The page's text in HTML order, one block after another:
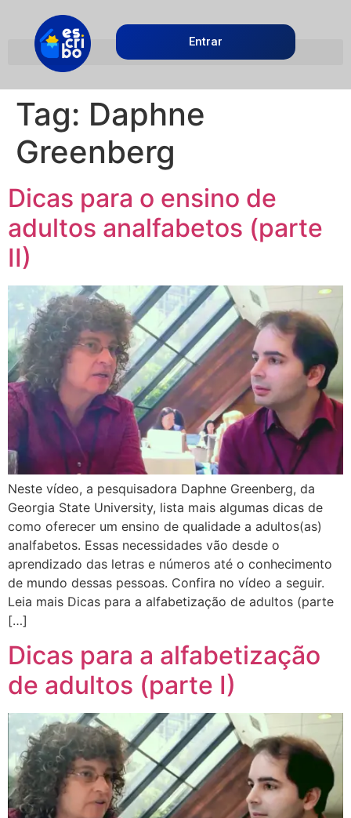
Entrar
Tag: Daphne
Greenberg
Dicas para o ensino de
adultos analfabetos (parte
II)
Neste vídeo, a pesquisadora Daphne Greenberg, da
Georgia State University, lista mais algumas dicas de
como oferecer um ensino de qualidade a adultos(as)
analfabetos. Essas necessidades vão desde o
aprendizado das letras e números até o conhecimento
de mundo dessas pessoas. Confira no vídeo a seguir.
Leia mais Dicas para a alfabetização de adultos (parte
[…]
Dicas para a alfabetização
de adultos (parte I)